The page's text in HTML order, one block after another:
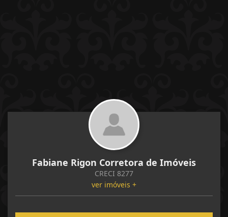
Fabiane Rigon Corretora de Imóveis
CRECI 8277
ver imóveis +